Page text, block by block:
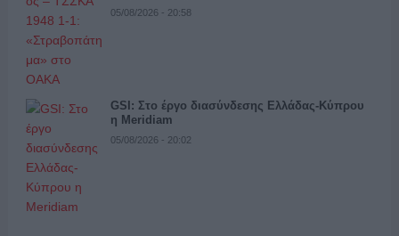
05/08/2026 - 20:58
GSI: Στο έργο διασύνδεσης Ελλάδας-Κύπρου
η Meridiam
05/08/2026 - 20:02